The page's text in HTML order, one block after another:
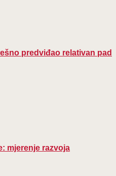
predviđao relativan pad
mjerenje razvoja